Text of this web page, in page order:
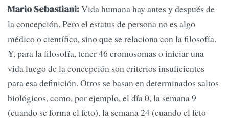
Mario Sebastiani:Vida humana hay antes y después de
la concepción. Pero el estatus de persona no es algo
médico o científico, sino que se relaciona con la filosofía.
Y, para la filosofía, tener 46 cromosomas o iniciar una
vida luego de la concepción son criterios insuficientes
para esa definición. Otros se basan en determinados saltos
biológicos, como, por ejemplo, el día 0, la semana 9
(cuando se forma el feto), la semana 24 (cuando el feto